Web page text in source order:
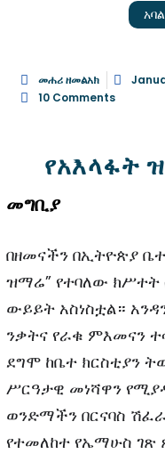
መሐሪ ዘመልአክ
10 Comments
የአእላፋት
መግቢያ
በዘመናችን በኢትዮጵያ
ዝማሬ” የተባለው ክሥተት
ውይይት አስነስቷል።
ንቃትና የራቁ ምእመናን
ደግሞ ከቤተ ክርስቲያን
ሥርዓታዊ መነሻዋን
ወንድማችን በርናባስ
የተመለከተ የኤማሁስ ገጽ